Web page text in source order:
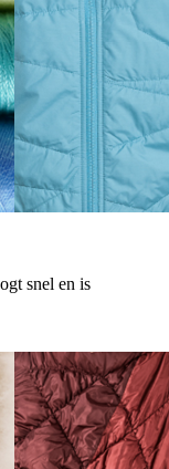
snel en is